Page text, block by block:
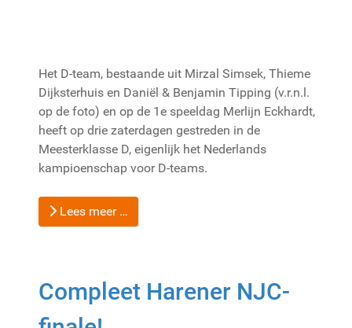
Het D-team, bestaande uit Mirzal Simsek, Thieme
Dijksterhuis en Daniël & Benjamin Tipping (v.r.n.l.
op de foto) en op de 1e speeldag Merlijn Eckhardt,
heeft op drie zaterdagen gestreden in de
Meesterklasse D, eigenlijk het Nederlands
kampioenschap voor D-teams.
Lees meer …
Compleet Harener NJC-